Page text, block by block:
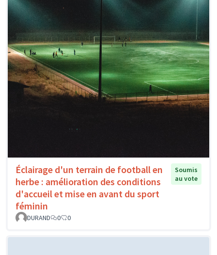
Éclairage d'un terrain de football en
herbe : amélioration des conditions
d'accueil et mise en avant du sport
féminin
Soumis
au vote
DURAND 0 0